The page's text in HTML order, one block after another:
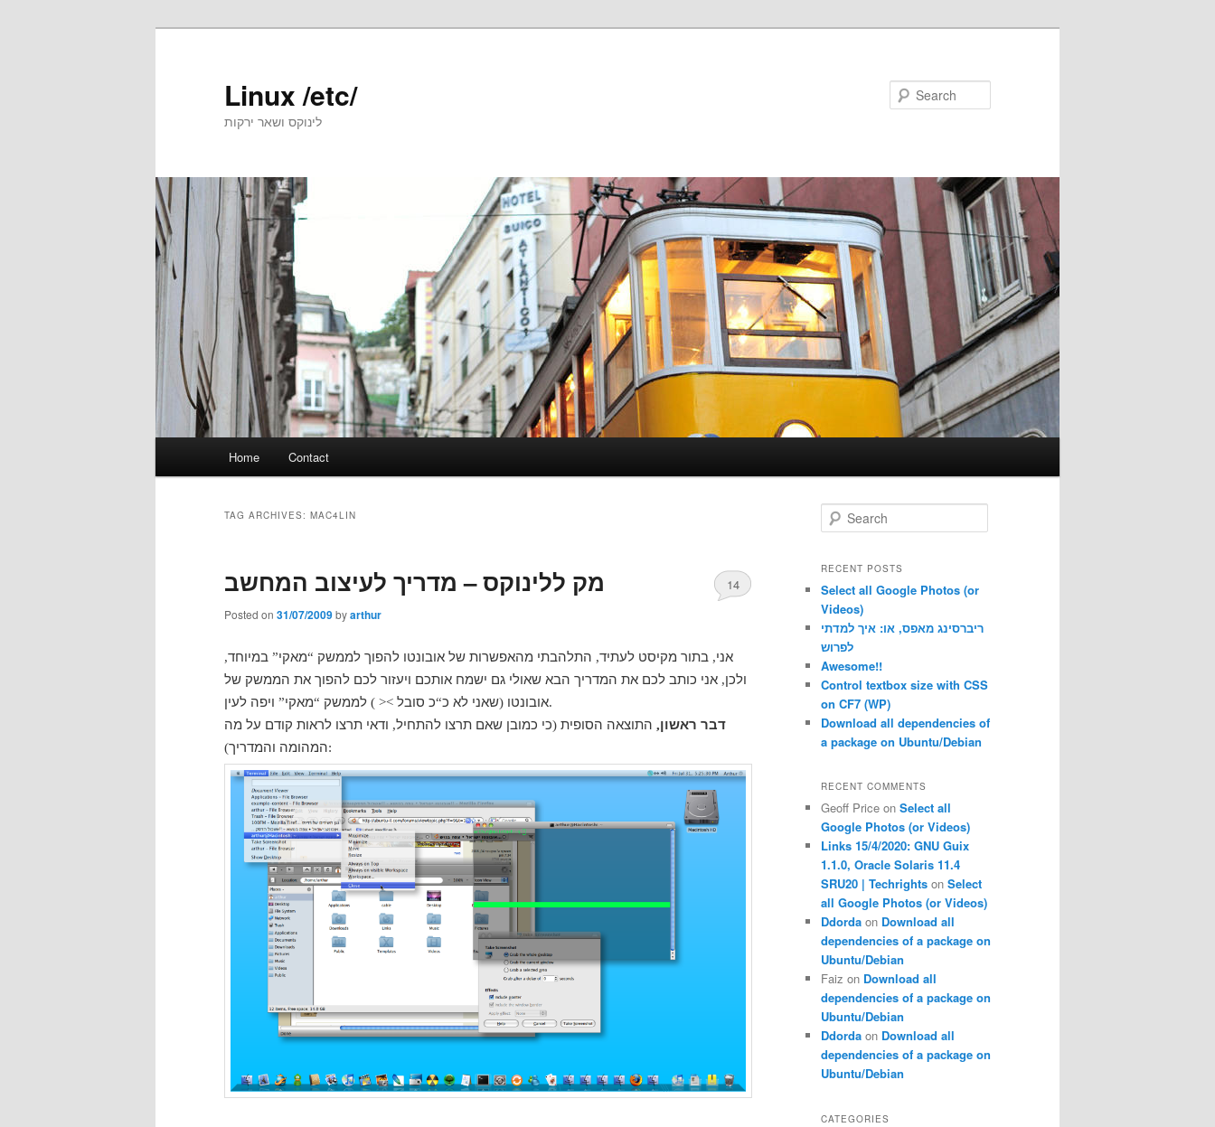
Linux /etc/
לינוקס ושאר ירקות
Home Contact
TAG ARCHIVES: MAC4LIN
מק ללינוקס – מדריך לעיצוב המחשב
Posted on 31/07/2009byarthur
14
אני, בתור מקיסט לעתיד, התלהבתי מהאפשרות של אובונטו להפוך לממשק “מאקי” במיוחד,
ולכן, אני כותב לכם את המדריך הבא שאולי גם ישמח אותכם ויעזור לכם להפוך את הממשק של
אובונטו (שאני לא כ“כ סובל >< ) לממשק “מאקי” ויפה לעין .
דבר ראשון, התוצאה הסופית (כי כמובן שאם תרצו להתחיל, ודאי תרצו לראות קודם על מה
המהומה והמדריך):
e
r
h
RECENT POSTS
Select all Google Photos (or
Videos)
ריברסינג מאפס, או: איך למדתי
לפרוש
Awesome!!
Control textbox size with CSS
on CF7 (WP)
Download all dependencies of
a package on Ubuntu/Debian
RECENT COMMENTS
Geoff Price on Select all
Google Photos (or Videos)
Links 15/4/2020: GNU Guix
1.1.0, Oracle Solaris 11.4
SRU20 | Techrights on Select
all Google Photos (or Videos)
Ddorda on Download all
dependencies of a package on
Ubuntu/Debian
Faiz on Download all
dependencies of a package on
Ubuntu/Debian
Ddorda on Download all
dependencies of a package on
Ubuntu/Debian
CATEGORIES